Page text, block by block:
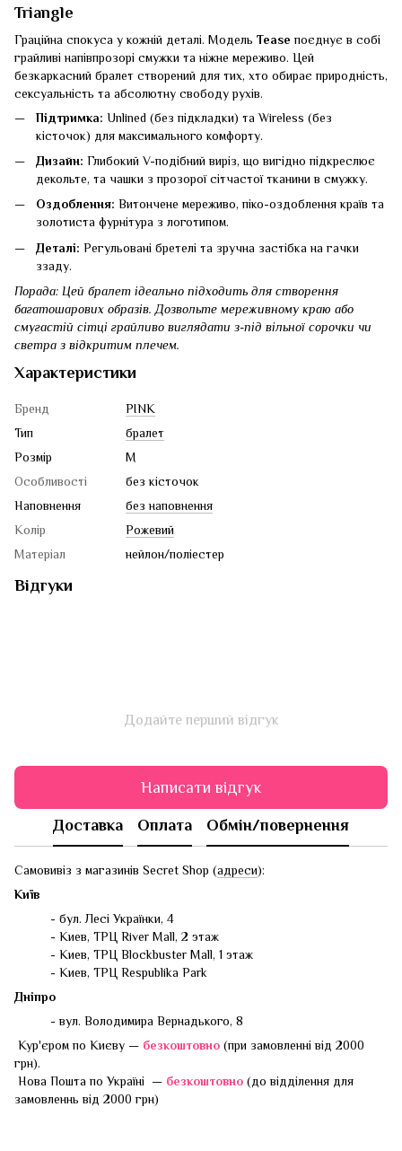
Triangle
Граційна спокуса у кожній деталі. Модель Tease поєднує в собі
грайливі напівпрозорі смужки та ніжне мереживо. Цей
безкаркасний бралет створений для тих, хто обирає природність,
сексуальність та абсолютну свободу рухів.
Підтримка: Unlined (без підкладки) та Wireless (без
кісточок) для максимального комфорту.
Дизайн: Глибокий V-подібний виріз, що вигідно підкреслює
декольте, та чашки з прозорої сітчастої тканини в смужку.
Оздоблення: Витончене мереживо, піко-оздоблення країв та
золотиста фурнітура з логотипом.
Деталі: Регульовані бретелі та зручна застібка на гачки
ззаду.
Порада: Цей бралет ідеально підходить для створення
багатошарових образів. Дозвольте мереживному краю або
смугастій сітці грайливо виглядати з-під вільної сорочки чи
светра з відкритим плечем.
Характеристики
Бренд
PINK
Тип
бралет
Розмір
M
Особливості
без кісточок
Наповнення
без наповнення
Колір
Рожевий
Матеріал
нейлон/поліестер
Відгуки
Додайте перший відгук
Написати відгук
Доставка Оплата Обмін/повернення
Самовивіз з магазинів Secret Shop (адреси):
Київ
- бул. Лесі Українки, 4
- Киев, ТРЦ River Mall, 2 этаж
- Киев, ТРЦ Blockbuster Mall, 1 этаж
- Киев, ТРЦ Respublika Park
Дніпро
- вул. Володимира Вернадького, 8
Кур'єром по Києву — безкоштовно (при замовленні від 2000
грн).
Нова Пошта по Україні — безкоштовно (до відділення для
замовленнь від 2000 грн)